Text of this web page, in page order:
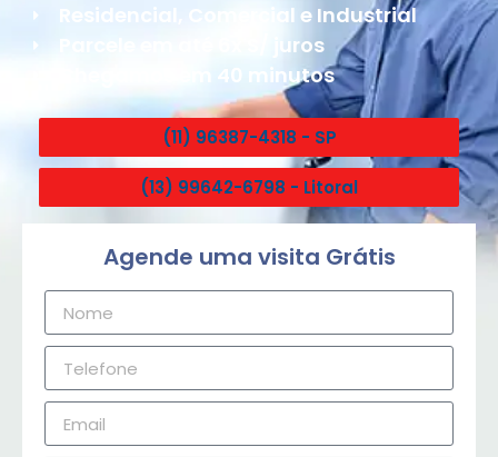
Residencial, Comercial e Industrial
Parcele em até 6x S/ juros
Chegamos em 40 minutos
(11) 96387-4318 - SP
(13) 99642-6798 - Litoral
Agende uma visita Grátis